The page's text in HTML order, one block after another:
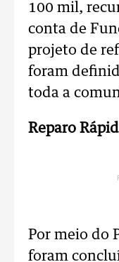
100 mil,
conta de
projeto de
foram
toda a
Reparo
Por meio do
foram